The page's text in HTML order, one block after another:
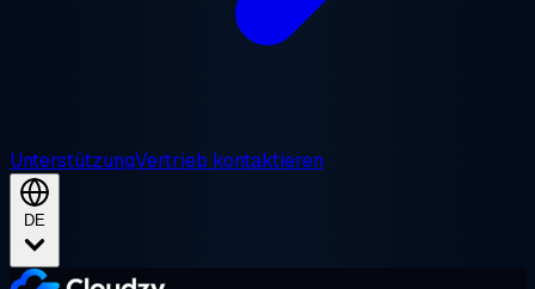
UnterstützungVertrieb kontaktieren
DE